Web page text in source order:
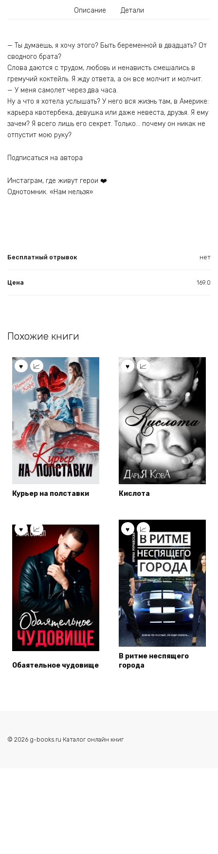
Описание Детали
— Ты думаешь, я хочу этого? Быть беременной в двадцать? От
сводного брата?
Слова даются с трудом, любовь и ненависть смешались в
гремучий коктейль. Я жду ответа, а он все молчит и молчит.
— У меня самолет через два часа.
Ну а что я хотела услышать? У него вся жизнь там, в Америке:
карьера квотербека, девушка или даже невеста, друзья. Я ему
зачем? Я всего лишь его секрет. Только… почему он никак не
отпустит мою руку?
Подписаться на автора
Инстаграм, где живут герои ❤️
Однотомник. «Нам нельзя»
Бесплатный отрывок нет
Цена 169.0
Похожие книги
Курьер на полставки Кислота
Обаятельное чудовище
В ритме неспящего
города
© 2026 g-books.ru Каталог онлайн книг